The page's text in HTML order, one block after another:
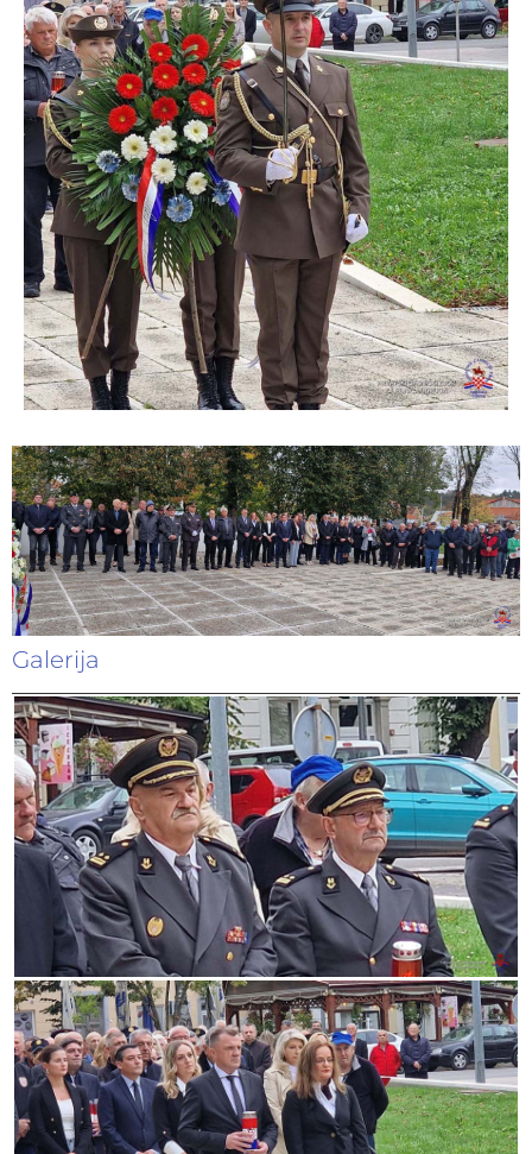
Galerija